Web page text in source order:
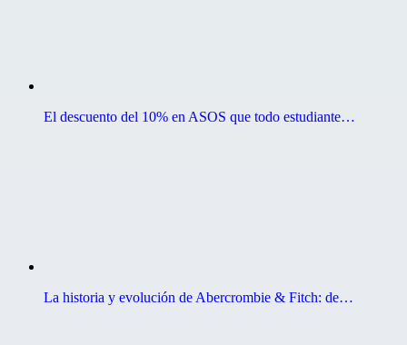
El descuento del 10% en ASOS que todo estudiante…
La historia y evolución de Abercrombie & Fitch: de…